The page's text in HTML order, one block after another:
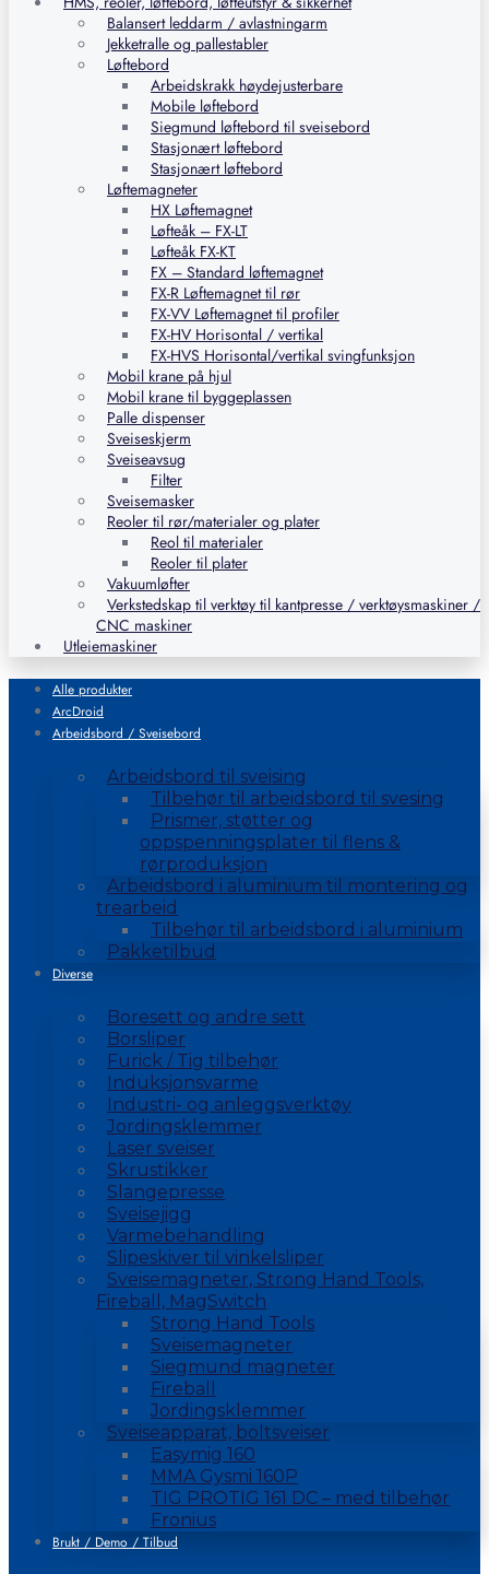
Balansert leddarm / avlastningarm
Jekketralle og pallestabler
Løftebord
Arbeidskrakk høydejusterbare
Mobile løftebord
Siegmund løftebord til sveisebord
Stasjonært løftebord
Stasjonært løftebord
Løftemagneter
HX Løftemagnet
Løfteåk – FX-LT
Løfteåk FX-KT
FX – Standard løftemagnet
FX-R Løftemagnet til rør
FX-VV Løftemagnet til profiler
FX-HV Horisontal / vertikal
FX-HVS Horisontal/vertikal svingfunksjon
Mobil krane på hjul
Mobil krane til byggeplassen
Palle dispenser
Sveiseskjerm
Sveiseavsug
Filter
Sveisemasker
Reoler til rør/materialer og plater
Reol til materialer
Reoler til plater
Vakuumløfter
Verkstedskap til verktøy til kantpresse / verktøysmaskiner /
CNC maskiner
Utleiemaskiner
Alle produkter
ArcDroid
Arbeidsbord / Sveisebord
Arbeidsbord til sveising
Tilbehør til arbeidsbord til svesing
Prismer, støtter og
oppspenningsplater til flens &
rørproduksjon
Arbeidsbord i aluminium til montering og
trearbeid
Tilbehør til arbeidsbord i aluminium
Pakketilbud
Diverse
Boresett og andre sett
Borsliper
Furick / Tig tilbehør
Induksjonsvarme
Industri- og anleggsverktøy
Jordingsklemmer
Laser sveiser
Skrustikker
Slangepresse
Sveisejigg
Varmebehandling
Slipeskiver til vinkelsliper
Sveisemagneter, Strong Hand Tools,
Fireball, MagSwitch
Strong Hand Tools
Sveisemagneter
Siegmund magneter
Fireball
Jordingsklemmer
Sveiseapparat, boltsveiser
Easymig 160
MMA Gysmi 160P
TIG PROTIG 161 DC – med tilbehør
Fronius
Brukt / Demo / Tilbud